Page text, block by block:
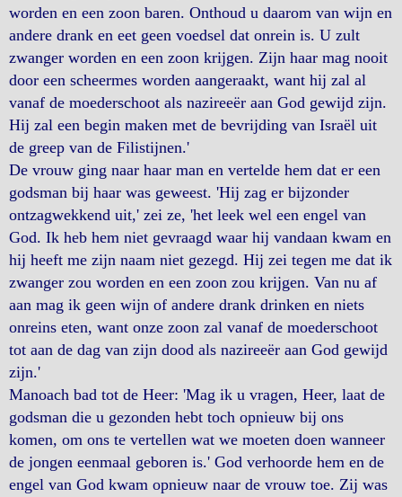
worden en een zoon baren. Onthoud u daarom van wijn en
andere drank en eet geen voedsel dat onrein is. U zult
zwanger worden en een zoon krijgen. Zijn haar mag nooit
door een scheermes worden aangeraakt, want hij zal al
vanaf de moederschoot als nazireeër aan God gewijd zijn.
Hij zal een begin maken met de bevrijding van Israël uit
de greep van de Filistijnen.'
De vrouw ging naar haar man en vertelde hem dat er een
godsman bij haar was geweest. 'Hij zag er bijzonder
ontzagwekkend uit,' zei ze, 'het leek wel een engel van
God. Ik heb hem niet gevraagd waar hij vandaan kwam en
hij heeft me zijn naam niet gezegd. Hij zei tegen me dat ik
zwanger zou worden en een zoon zou krijgen. Van nu af
aan mag ik geen wijn of andere drank drinken en niets
onreins eten, want onze zoon zal vanaf de moederschoot
tot aan de dag van zijn dood als nazireeër aan God gewijd
zijn.'
Manoach bad tot de Heer: 'Mag ik u vragen, Heer, laat de
godsman die u gezonden hebt toch opnieuw bij ons
komen, om ons te vertellen wat we moeten doen wanneer
de jongen eenmaal geboren is.' God verhoorde hem en de
engel van God kwam opnieuw naar de vrouw toe. Zij was